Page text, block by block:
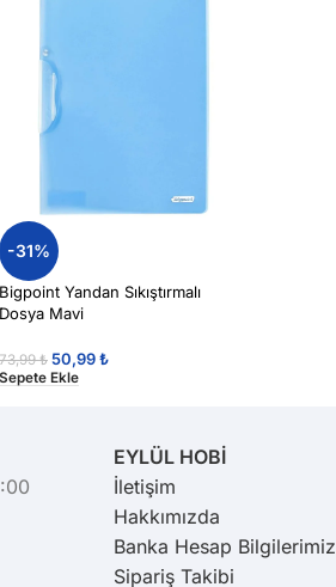
-31%
Bigpoint Yandan Sıkıştırmalı
Dosya Mavi
73,99₺ 50,99₺
Sepete Ekle
EYLÜL HOBİ
İletişim
Hakkımızda
Banka Hesap Bilgilerimiz
Sipariş Takibi